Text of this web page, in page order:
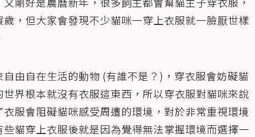
，但大家會發現不少貓咪一穿上衣服就一臉厭世樣
由自在生活的動物 (有誰不是？)，穿衣服會妨礙貓
界根本就沒有衣服這東西，所以穿衣服對貓咪來說
服會阻礙貓咪感受周遭的環境，對於非常重視環境
貓穿上衣服後就是因為覺得無法掌握環境而選擇一